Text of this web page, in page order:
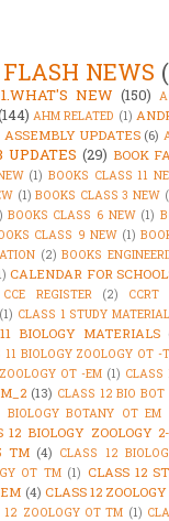
FLASH NEWS
1.WHAT'S NEW (150)
AHM RELATED (1)
ASSEMBLY UPDATES (6)
(29) BOOK
(1) BOOKS CLASS 11
(1) BOOKS CLASS 3 NEW
BOOKS CLASS 6 NEW (1)
CLASS 9 NEW (1)
(2) BOOKS
CALENDAR FOR
CCE REGISTER (2) CCRT
(1) CLASS 1 STUDY
BIOLOGY MATERIALS
11 BIOLOGY ZOOLOGY OT -
OT -EM (1) CLASS
(13) CLASS 12 BIO
BIOLOGY BOTANY OT EM
12 BIOLOGY ZOOLOGY
TM (4) CLASS 12
OT TM (1) CLASS 12
(4) CLASS 12
12 ZOOLOGY OT TM (1)